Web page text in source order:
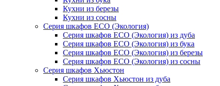
Кухни из березы
Кухни из сосны
Серия шкафов ECO (Экология)
Серия шкафов ECO (Экология) из дуба
Серия шкафов ECO (Экология) из бука
Серия шкафов ECO (Экология) из березы
Серия шкафов ECO (Экология) из сосны
Серия шкафов Хьюстон
Серия шкафов Хьюстон из дуба